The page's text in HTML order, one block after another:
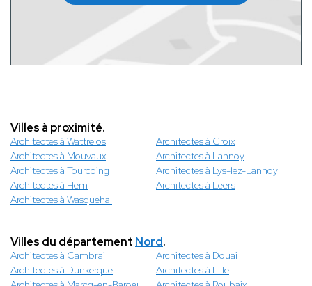
Villes à proximité.
Architectes à Wattrelos
Architectes à Croix
Architectes à Mouvaux
Architectes à Lannoy
Architectes à Tourcoing
Architectes à Lys-lez-Lannoy
Architectes à Hem
Architectes à Leers
Architectes à Wasquehal
Villes du département Nord.
Architectes à Cambrai
Architectes à Douai
Architectes à Dunkerque
Architectes à Lille